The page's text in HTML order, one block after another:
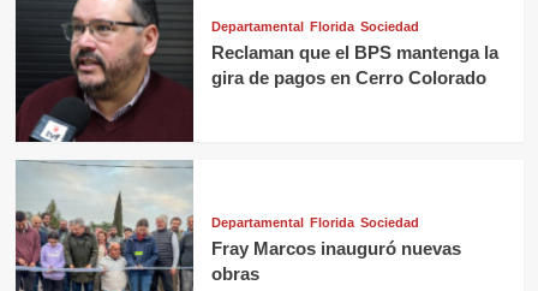
Departamental Florida Sociedad
Reclaman que el BPS mantenga la
gira de pagos en Cerro Colorado
Departamental Florida Sociedad
Fray Marcos inauguró nuevas
obras